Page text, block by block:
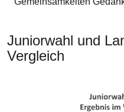
Juniorwahl und
Vergleich